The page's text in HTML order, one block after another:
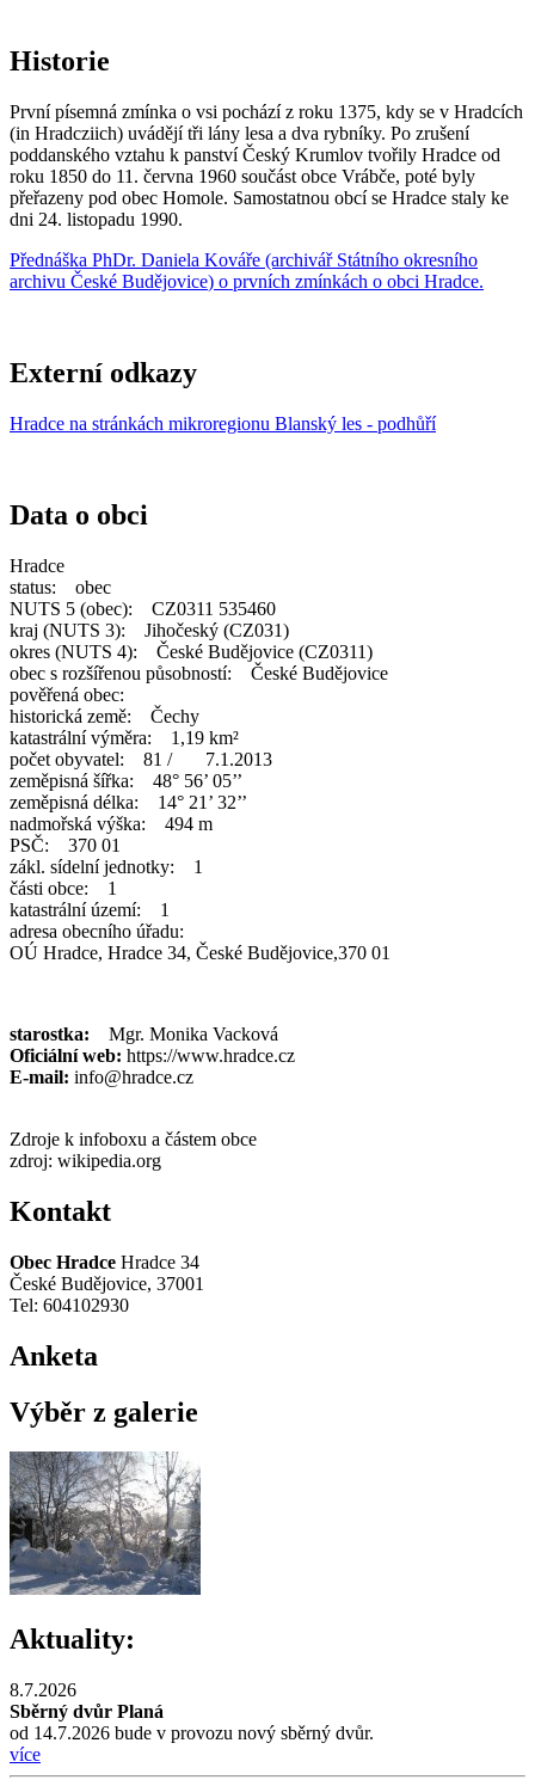
Historie
První písemná zmínka o vsi pochází z roku 1375, kdy se v Hradcích
(in Hradcziich) uvádějí tři lány lesa a dva rybníky. Po zrušení
poddanského vztahu k panství Český Krumlov tvořily Hradce od
roku 1850 do 11. června 1960 součást obce Vrábče, poté byly
přeřazeny pod obec Homole. Samostatnou obcí se Hradce staly ke
dni 24. listopadu 1990.
Přednáška PhDr. Daniela Kováře (archivář Státního okresního
archivu České Budějovice) o prvních zmínkách o obci Hradce.
Externí odkazy
Hradce na stránkách mikroregionu Blanský les - podhůří
Data o obci
Hradce
status: obec
NUTS 5 (obec): CZ0311 535460
kraj (NUTS 3): Jihočeský (CZ031)
okres (NUTS 4): České Budějovice (CZ0311)
obec s rozšířenou působností: České Budějovice
pověřená obec:
historická země: Čechy
katastrální výměra: 1,19 km²
počet obyvatel: 81 / 7.1.2013
zeměpisná šířka: 48° 56’ 05’’
zeměpisná délka: 14° 21’ 32’’
nadmořská výška: 494 m
PSČ: 370 01
zákl. sídelní jednotky: 1
části obce: 1
katastrální území: 1
adresa obecního úřadu:
OÚ Hradce, Hradce 34, České Budějovice,370 01
starostka: Mgr. Monika Vacková
Oficiální web: https://www.hradce.cz
E-mail: info@hradce.cz
Zdroje k infoboxu a částem obce
zdroj: wikipedia.org
Kontakt
Obec Hradce Hradce 34
České Budějovice, 37001
Tel: 604102930
Anketa
Výběr z galerie
Aktuality:
8.7.2026
Sběrný dvůr Planá
od 14.7.2026 bude v provozu nový sběrný dvůr.
více